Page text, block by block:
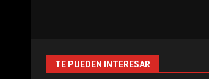
TE PUEDEN INTERESAR